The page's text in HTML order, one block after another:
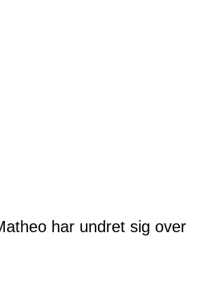
har undret sig over